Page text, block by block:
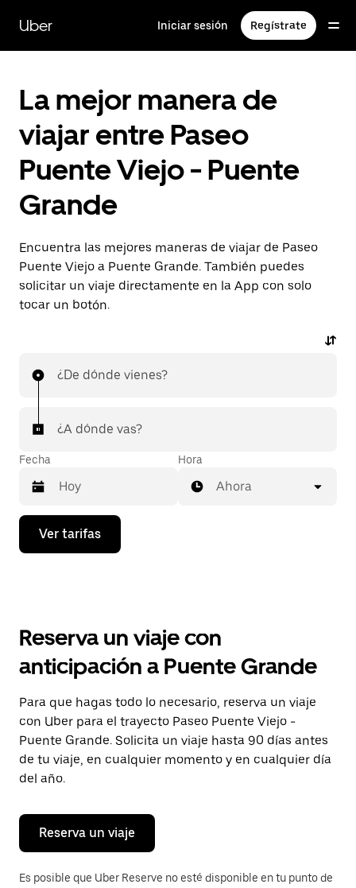
contenido
principal
Uber Iniciar sesión Regístrate
La mejor manera de
viajar entre Paseo
Puente Viejo - Puente
Grande
Encuentra las mejores maneras de viajar de Paseo
Puente Viejo a Puente Grande. También puedes
solicitar un viaje directamente en la App con solo
tocar un botón.
¿De dónde vienes?
¿A dónde vas?
Fecha
Presiona
flecha
el
y
selecciona
una
fecha.
Presiona
la
tecla Esc
para
cerrar
calendario.
Hora
Ahora
Ver tarifas
Reserva un viaje con
anticipación a Puente Grande
Para que hagas todo lo necesario, reserva un viaje
con Uber para el trayecto Paseo Puente Viejo -
Puente Grande. Solicita un viaje hasta 90 días antes
de tu viaje, en cualquier momento y en cualquier día
del año.
Reserva un viaje
Es posible que Uber Reserve no esté disponible en tu punto de